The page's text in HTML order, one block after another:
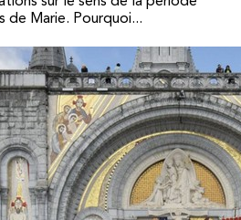
de Marie. Pourquoi...